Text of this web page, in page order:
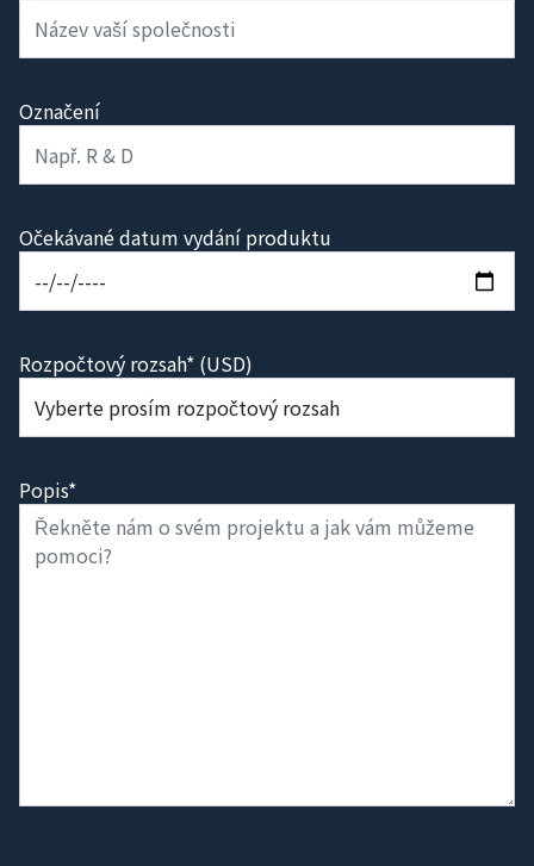
Označení
Očekávané datum vydání produktu
Rozpočtový rozsah* (USD)
Popis*